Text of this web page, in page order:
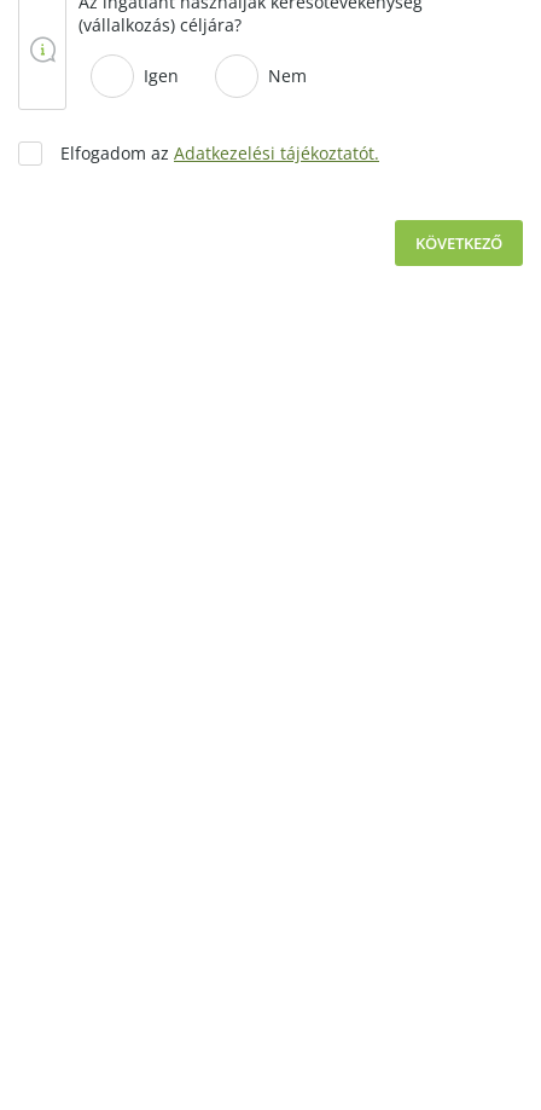
(vállalkozás) céljára?
Igen Nem
Elfogadom az Adatkezelési tájékoztatót.
KÖVETKEZŐ